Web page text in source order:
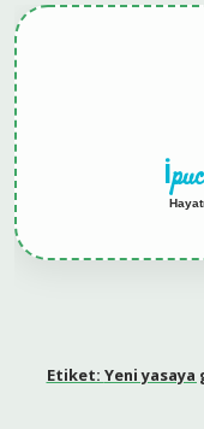
Etiket: Yeni yasaya